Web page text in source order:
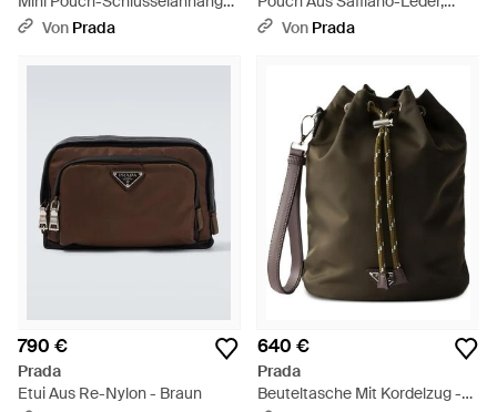
Aus Saffiano Leder, Herren -
Von Prada
Herren - Schwarz
Von Prada
790 €
Prada
Etui Aus Re-Nylon - Braun
640 €
Prada
Beuteltasche Mit Kordelzug -